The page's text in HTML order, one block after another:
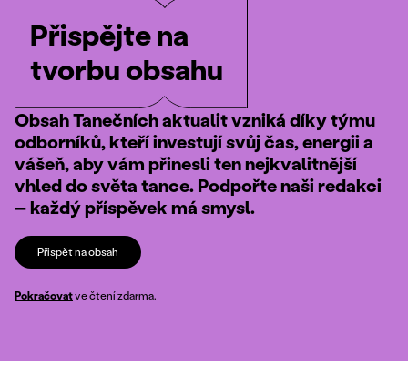
Přispějte na
tvorbu obsahu
Obsah Tanečních aktualit vzniká díky týmu
odborníků, kteří investují svůj čas, energii a
vášeň, aby vám přinesli ten nejkvalitnější
vhled do světa tance. Podpořte naši redakci
– každý příspěvek má smysl.
Přispět na obsah
Pokračovatve čtení zdarma.